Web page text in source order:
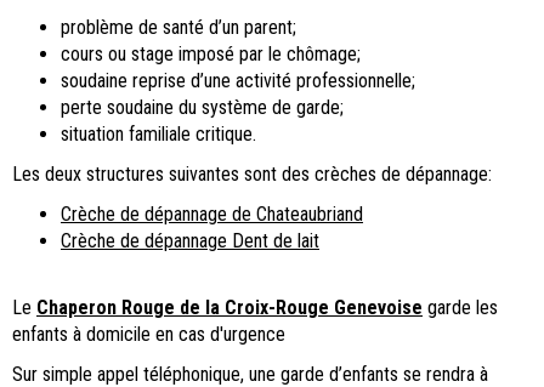
problème de santé d’un parent;
cours ou stage imposé par le chômage;
soudaine reprise d’une activité professionnelle;
perte soudaine du système de garde;
situation familiale critique.
Les deux structures suivantes sont des crèches de dépannage:
Crèche de dépannage de Chateaubriand
Crèche de dépannage Dent de lait
Le Chaperon Rouge de la Croix-Rouge Genevoise garde les
enfants à domicile en cas d'urgence
Sur simple appel téléphonique, une garde d’enfants se rendra à